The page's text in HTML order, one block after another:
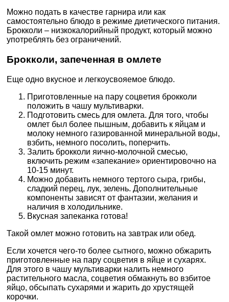
Можно подать в качестве гарнира или как
самостоятельно блюдо в режиме диетического питания.
Брокколи – низкокалорийный продукт, который можно
употреблять без ограничений.
Брокколи, запеченная в омлете
Еще одно вкусное и легкоусвояемое блюдо.
Приготовленные на пару соцветия брокколи
положить в чашу мультиварки.
Подготовить смесь для омлета. Для того, чтобы
омлет был более пышным, добавить к яйцам и
молоку немного газированной минеральной воды,
взбить, немного посолить, поперчить.
Залить брокколи яично-молочной смесью,
включить режим «запекание» ориентировочно на
10-15 минут.
Можно добавить немного тертого сыра, грибы,
сладкий перец, лук, зелень. Дополнительные
компоненты зависят от фантазии, желания и
наличия в холодильнике.
Вкусная запеканка готова!
Такой омлет можно готовить на завтрак или обед.
Если хочется чего-то более сытного, можно обжарить
приготовленные на пару соцветия в яйце и сухарях.
Для этого в чашу мультиварки налить немного
растительного масла, соцветия обмакнуть во взбитое
яйцо, обсыпать сухарями и жарить до хрустящей
корочки.